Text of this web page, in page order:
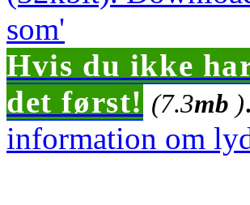
som'
Hvis du ikke
det først! (7.3mb )
information om